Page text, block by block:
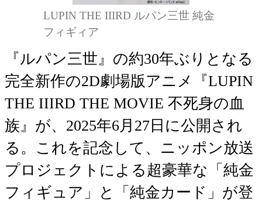
LUPIN THE IIIRD ルパン三世 純金
フィギィア
『ルパン三世』の約30年ぶりとなる
完全新作の2D劇場版アニメ『LUPIN
THE IIIRD THE MOVIE 不死身の血
族』が、2025年6月27日に公開され
る。これを記念して、ニッポン放送
プロジェクトによる超豪華な「純金
フィギュア」と「純金カード」が登